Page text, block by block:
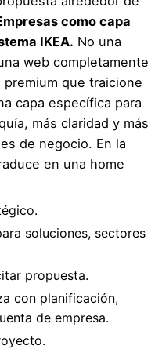
como capa
IKEA. No una
web completamente
que traicione
capa específica para
más claridad y más
de negocio. En la
en una home
soluciones, sectores
propuesta.
con planificación,
de empresa.